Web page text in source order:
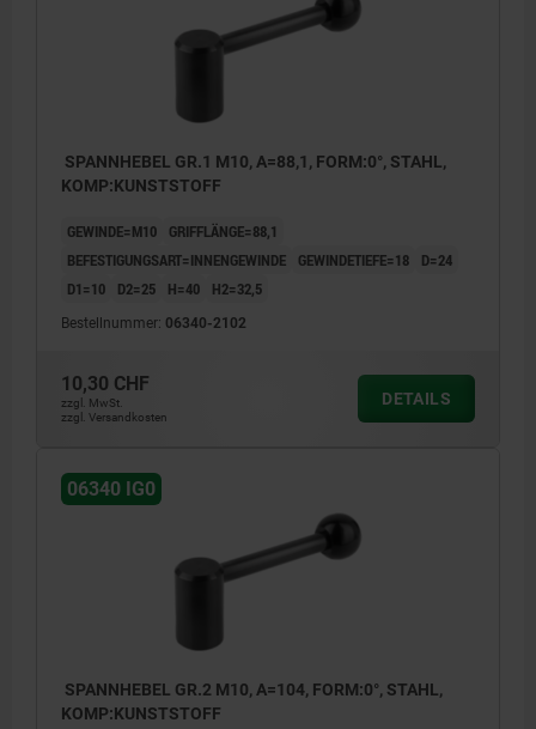
SPANNHEBEL GR.1 M10, A=88,1, FORM:0°, STAHL,
KOMP:KUNSTSTOFF
GEWINDE=M10
GRIFFLÄNGE=88,1
BEFESTIGUNGSART=INNENGEWINDE
GEWINDETIEFE=18
D=24
D1=10
D2=25 H=40 H2=32,5
Bestellnummer: 06340-2102
10,30 CHF
zzgl. MwSt.
zzgl. Versandkosten
DETAILS
06340 IG0
SPANNHEBEL GR.2 M10, A=104, FORM:0°, STAHL,
KOMP:KUNSTSTOFF